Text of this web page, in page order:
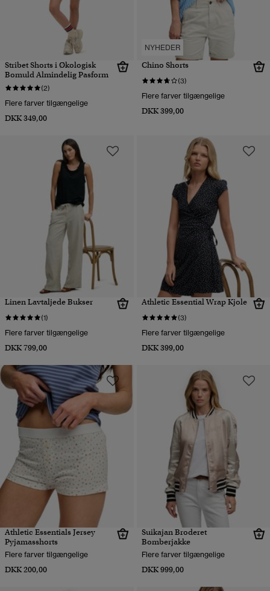
Stribet Shorts i Økologisk
Bomuld Almindelig Pasform
(2)
Flere farver tilgængelige
DKK 349,00
NYHEDER
Chino Shorts
(3)
Flere farver tilgængelige
DKK 399,00
Linen Lavtaljede Bukser
(1)
Flere farver tilgængelige
DKK 799,00
Athletic Essential Wrap Kjole
(3)
Flere farver tilgængelige
DKK 399,00
Athletic Essentials Jersey
Pyjamasshorts
Flere farver tilgængelige
DKK 200,00
Suikajan Broderet
Bomberjakke
Flere farver tilgængelige
DKK 999,00